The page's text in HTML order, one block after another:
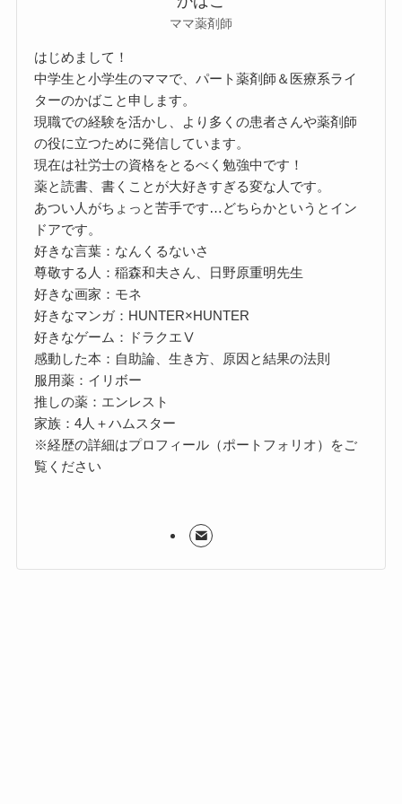
ママ薬剤師
はじめまして！
中学生と小学生のママで、パート薬剤師＆医療系ライ
ターのかばこと申します。
現職での経験を活かし、より多くの患者さんや薬剤師
の役に立つために発信しています。
現在は社労士の資格をとるべく勉強中です！
薬と読書、書くことが大好きすぎる変な人です。
あつい人がちょっと苦手です…どちらかというとイン
ドアです。
好きな言葉：なんくるないさ
尊敬する人：稲森和夫さん、日野原重明先生
好きな画家：モネ
好きなマンガ：HUNTER×HUNTER
好きなゲーム：ドラクエⅤ
感動した本：自助論、生き方、原因と結果の法則
服用薬：イリボー
推しの薬：エンレスト
家族：4人＋ハムスター
※経歴の詳細はプロフィール（ポートフォリオ）をご
覧ください